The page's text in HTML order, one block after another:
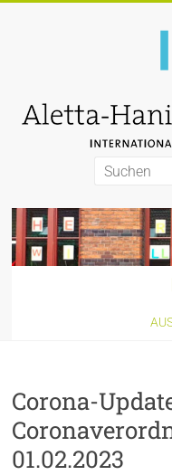
Aletta-
Haniel-
Corona-
01.02.2023